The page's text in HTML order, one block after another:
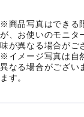
※商品写真はできる
が、お使いのモニタ
味が異なる場合がご
※イメージ写真は自
異なる場合がござい
ます。